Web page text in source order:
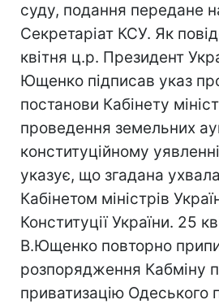
суду, подання передане
Секретаріат КСУ. Як
квітня ц.р. Президент
Ющенко підписав указ
постанови Кабінету
проведення земельних
конституційному
указує, що згадана
Кабінетом міністрів
Конституції України. 25
В.Ющенко повторно
розпорядження Кабміну
приватизацію Одеського